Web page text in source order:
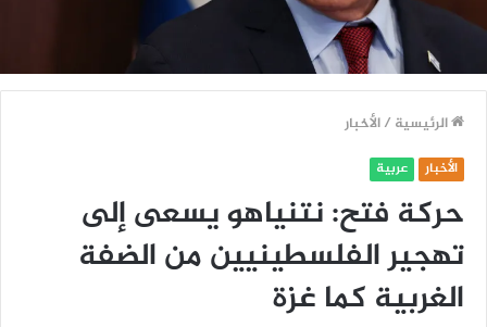
الرئيسية /الأخبار
الأخبار عربية
حركة فتح: نتنياهو يسعى إلى
تهجير الفلسطينيين من الضفة
الغربية كما غزة